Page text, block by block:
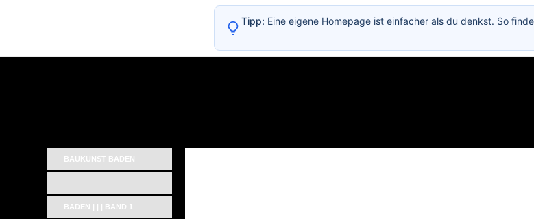
BAUKUNST BADEN
- - - - - - - - - - - - -
BADEN | | | BAND 1
Tipp: Eine eigene Homepage ist einfacher als du denkst. So